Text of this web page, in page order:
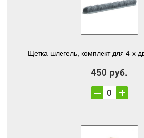
Щетка-шлегель, комплект для 4-х
450 руб.